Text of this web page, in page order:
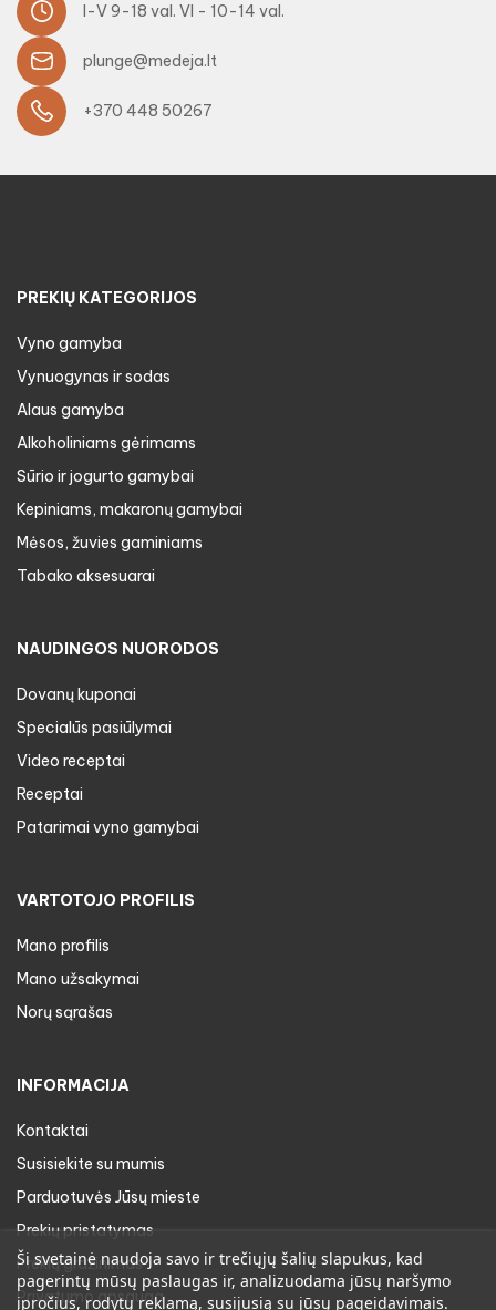
I-V 9-18 val. VI - 10-14 val.
plunge@medeja.lt
+370 448 50267
PREKIŲ KATEGORIJOS
Vyno gamyba
Vynuogynas ir sodas
Alaus gamyba
Alkoholiniams gėrimams
Sūrio ir jogurto gamybai
Kepiniams, makaronų gamybai
Mėsos, žuvies gaminiams
Tabako aksesuarai
NAUDINGOS NUORODOS
Dovanų kuponai
Specialūs pasiūlymai
Video receptai
Receptai
Patarimai vyno gamybai
VARTOTOJO PROFILIS
Mano profilis
Mano užsakymai
Norų sąrašas
INFORMACIJA
Kontaktai
Susisiekite su mumis
Parduotuvės Jūsų mieste
Prekių pristatymas
Prekių gražinimas
Privatumo apsauga
Ši svetainė naudoja savo ir trečiųjų šalių slapukus, kad
pagerintų mūsų paslaugas ir, analizuodama jūsų naršymo
įpročius, rodytų reklamą, susijusią su jūsų pageidavimais.